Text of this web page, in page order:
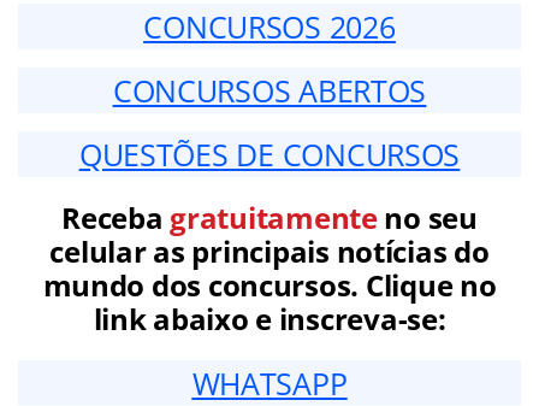
CONCURSOS 2026
CONCURSOS ABERTOS
QUESTÕES DE CONCURSOS
Receba gratuitamenteno seu
celular as principais notícias do
mundo dos concursos. Clique no
link abaixo e inscreva-se:
WHATSAPP